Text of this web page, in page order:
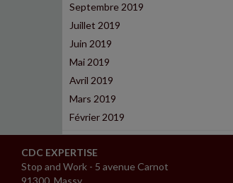
Septembre 2019
Juillet 2019
Juin 2019
Mai 2019
Avril 2019
Mars 2019
Février 2019
CDC EXPERTISE
Stop and Work - 5 avenue Carnot
91300 Massy